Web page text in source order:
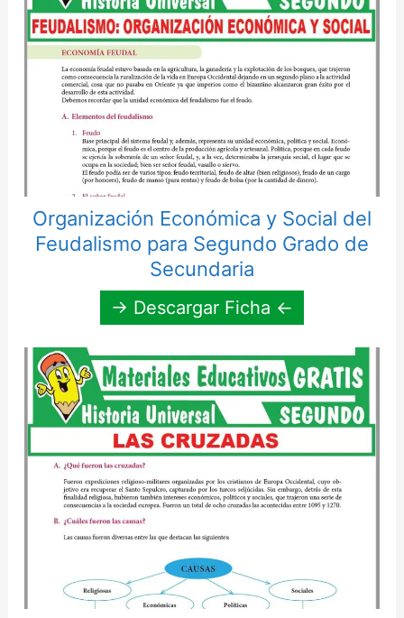
Organización Económica y Social del
Feudalismo para Segundo Grado de
Secundaria
→ Descargar Ficha ←